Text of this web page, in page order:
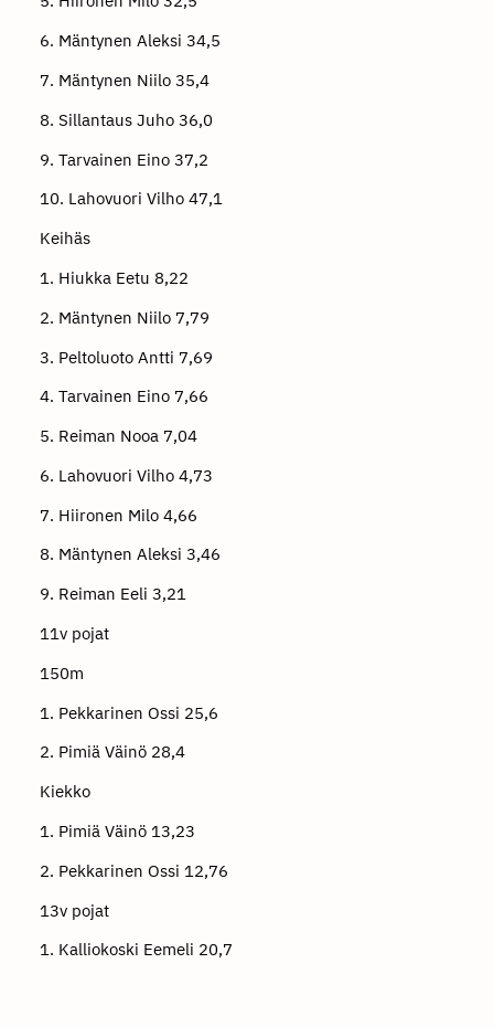
6. Mäntynen Aleksi 34,5
7. Mäntynen Niilo 35,4
8. Sillantaus Juho 36,0
9. Tarvainen Eino 37,2
10. Lahovuori Vilho 47,1
Keihäs
1. Hiukka Eetu 8,22
2. Mäntynen Niilo 7,79
3. Peltoluoto Antti 7,69
4. Tarvainen Eino 7,66
5. Reiman Nooa 7,04
6. Lahovuori Vilho 4,73
7. Hiironen Milo 4,66
8. Mäntynen Aleksi 3,46
9. Reiman Eeli 3,21
11v pojat
150m
1. Pekkarinen Ossi 25,6
2. Pimiä Väinö 28,4
Kiekko
1. Pimiä Väinö 13,23
2. Pekkarinen Ossi 12,76
13v pojat
1. Kalliokoski Eemeli 20,7